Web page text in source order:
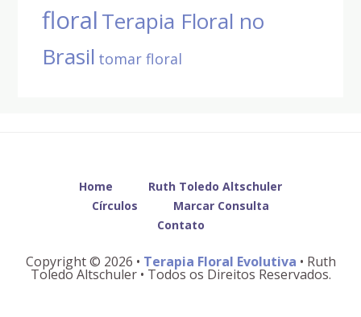
floralTerapia Floral no
Brasil tomar floral
Home
Ruth Toledo Altschuler
Círculos
Marcar Consulta
Contato
Copyright © 2026 • Terapia Floral Evolutiva • Ruth
Toledo Altschuler • Todos os Direitos Reservados.